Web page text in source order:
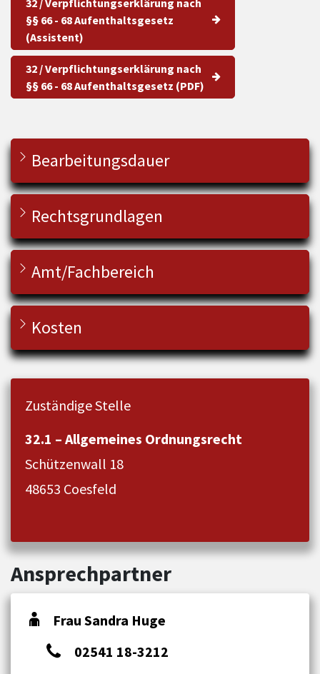
32 / Verpflichtungserklärung nach
§§ 66 - 68 Aufenthaltsgesetz
(Assistent)
32 / Verpflichtungserklärung nach
§§ 66 - 68 Aufenthaltsgesetz (PDF)
Bearbeitungsdauer
Rechtsgrundlagen
Amt/Fachbereich
Kosten
Zuständige Stelle
32.1 – Allgemeines Ordnungsrecht
Schützenwall 18
48653 Coesfeld
Ansprechpartner
Frau Sandra Huge
02541 18-3212